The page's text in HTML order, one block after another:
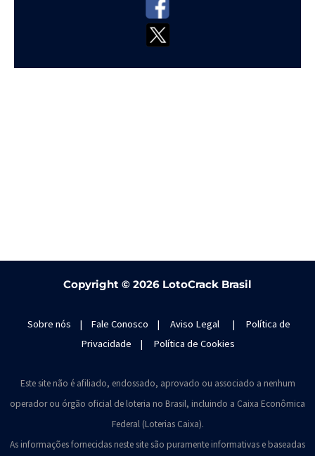
Copyright © 2026 LotoCrack Brasil
Sobre nós | Fale Conosco | Aviso Legal | Política de
Privacidade | Política de Cookies
Este site não é afiliado, endossado, aprovado ou associado a nenhum
operador ou órgão oficial de loteria no Brasil, incluindo a Caixa Econômica
Federal (Loterias Caixa).
As informações fornecidas neste site são puramente informativas e baseadas